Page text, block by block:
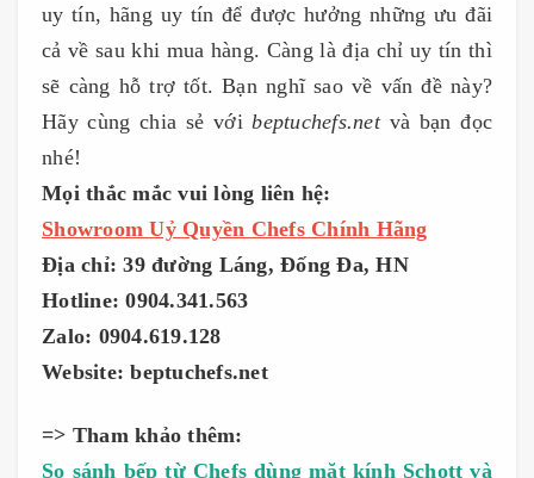
uy tín, hãng uy tín để được hưởng những ưu đãi
cả về sau khi mua hàng. Càng là địa chỉ uy tín thì
sẽ càng hỗ trợ tốt. Bạn nghĩ sao về vấn đề này?
Hãy cùng chia sẻ vớibeptuchefs.netvà bạn đọc
nhé!
Mọi thắc mắc vui lòng liên hệ:
Showroom Uỷ Quyền Chefs Chính Hãng
Địa chỉ: 39 đường Láng, Đống Đa, HN
Hotline: 0904.341.563
Zalo: 0904.619.128
Website: beptuchefs.net
=> Tham khảo thêm:
So sánh bếp từ Chefs dùng mặt kính Schott và